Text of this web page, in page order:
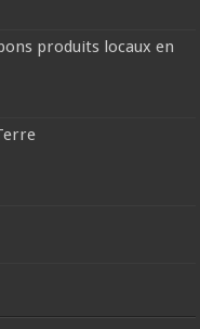
produits locaux en